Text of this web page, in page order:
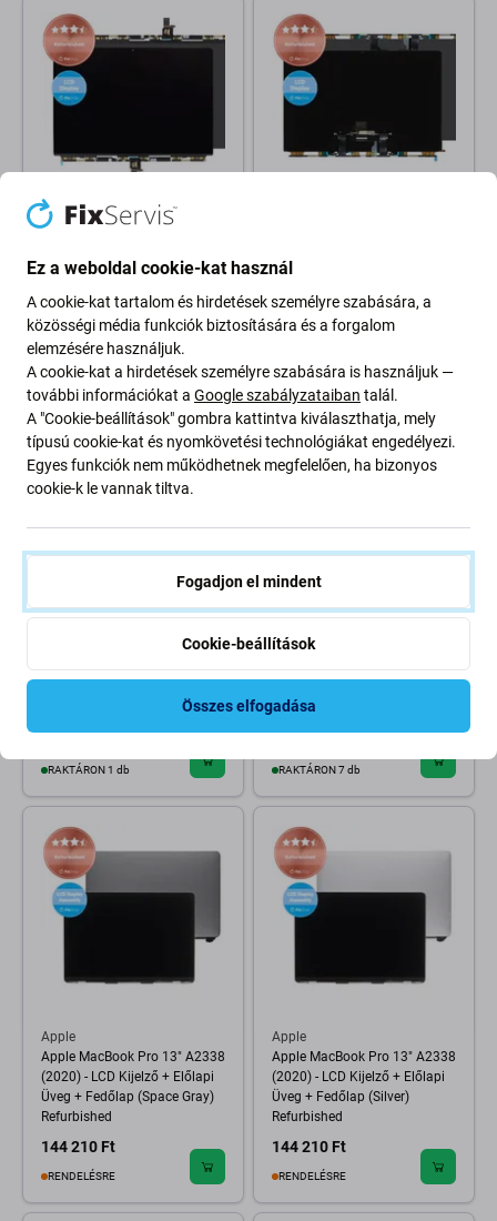
Apple
A2941 (2023), M3 A3114
Refurbished
100 150 Ft
RAKTÁRON 3 db
(2019) - LCD Kijelző
164 250 Ft
RENDELÉSRE
-30 %
Apple MacBook Pro 13" A1502
(Early 2015) - LCD Kijelző
RAKTÁRON 1 db
Apple MacBook Pro 13"
A1706, A1708 (Late 2016 -
Refurbished
RAKTÁRON 7 db
Apple
Apple MacBook Pro 13" A2338
(2020) - LCD Kijelző + Előlapi
Üveg + Fedőlap (Space Gray)
Refurbished
144 210 Ft
RENDELÉSRE
Apple
Apple MacBook Pro 13" A2338
(2020) - LCD Kijelző + Előlapi
Üveg + Fedőlap (Silver)
Refurbished
144 210 Ft
RENDELÉSRE
Ez a weboldal cookie-kat használ
A cookie-kat tartalom és hirdetések személyre szabására, a
közösségi média funkciók biztosítására és a forgalom
elemzésére használjuk.
A cookie-kat a hirdetések személyre szabására is használjuk —
további információkat a Google szabályzataiban talál.
A "Cookie-beállítások" gombra kattintva kiválaszthatja, mely
típusú cookie-kat és nyomkövetési technológiákat engedélyezi.
Egyes funkciók nem működhetnek megfelelően, ha bizonyos
cookie-k le vannak tiltva.
Fogadjon el mindent
Cookie-beállítások
Összes elfogadása